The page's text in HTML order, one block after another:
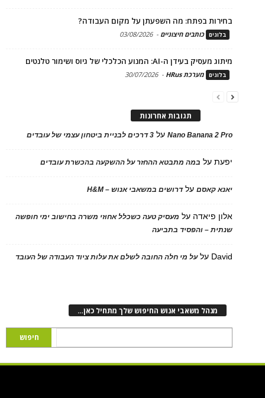
בחירות בפתח: מה השפעתן על מקום העבודה?
בלוגים כותבים חיצוניים -
03/08/2026
מיתוג מעסיק בעידן ה-AI: המנוע הכלכלי של גיוס ושימור טלנטים
בלוגים מערכת HRus -
30/07/2026
תגובות אחרונות
Nano Banana 2 Proעל 3 דרכים לבניית ביטחון עצמי של עובדים
יפעתעל במה מתבטא ההחזר על ההשקעה בהכשרת עובדים
יאנא קאסםעלדרושים במשאבי אנוש – H&M
אלון פיאדה על מעסיק טעה כשכלל אחוזי משרה בחישוב ימי חופשה
שנתית – והפסיד בתביעה
David עלעל מי חלה החובה לשלם את עלות ציוד העבודה של העובד
מנהל משאבי אנוש החיפוש שלך מתחיל כאן…